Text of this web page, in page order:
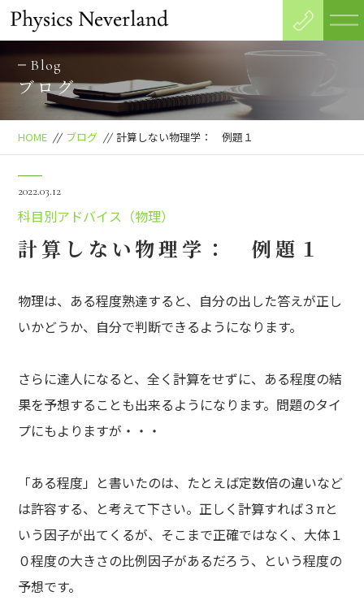
Blog
ブログ
HOME // ブログ // 計算しない物理学： 例題１
2022.03.12
科目別アドバイス（物理）
計算しない物理学： 例題１
物理は、ある程度熟達すると、自分の出した答えが正し
いかどうか、自分で判断できるようになります。
さらに達人になると、全く計算をせずに、ある程度の結
果を予想することも出来るようになります。問題のタイ
プにもよりますが・・・
「ある程度」と書いたのは、たとえば定数倍の違いなど
は許容する、と考えて下さい。正しく計算すれば３πと
いう因子が出てくるが、そこまで正確ではなく、大体１
０程度の大きさの比例因子があるだろう、という程度の
予想です。